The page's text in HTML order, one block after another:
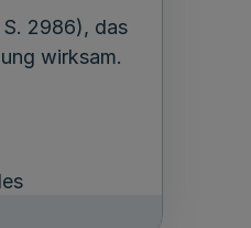
2986), das
wirksam.